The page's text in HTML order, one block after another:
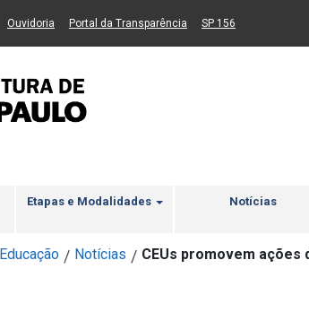
menu principal 2 Ir para busca Ir para rodapé
para um novo sítio)
Ouvidoria (Link para um novo sítio)
Portal da Transparência (Link para um novo sítio)
SP 156
Etapas e Modalidades Notícias
/ Notícias / CEUs promovem